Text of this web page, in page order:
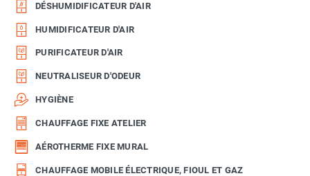
DÉSHUMIDIFICATEUR D'AIR
HUMIDIFICATEUR D'AIR
PURIFICATEUR D'AIR
NEUTRALISEUR D'ODEUR
HYGIÈNE
CHAUFFAGE FIXE ATELIER
AÉROTHERME FIXE MURAL
CHAUFFAGE MOBILE ÉLECTRIQUE, FIOUL ET GAZ